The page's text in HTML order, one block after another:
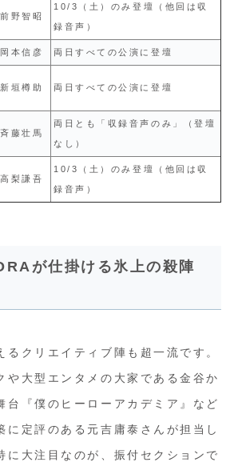
前野智昭
10/3（土）のみ登壇（他回は収
録音声）
岡本信彦 両日すべての公演に登壇
新垣樽助 両日すべての公演に登壇
斉藤壮馬
両日とも「収録音声のみ」（登壇
なし）
高梨謙吾
10/3（土）のみ登壇（他回は収
録音声）
が仕掛ける氷上の殺陣
るクリエイティブ陣も超一流です。
や大型エンタメの大家である金谷か
台『僕のヒーローアカデミア』など
に定評のある元吉庸泰さんが担当し
に大注目なのが、振付セクションで